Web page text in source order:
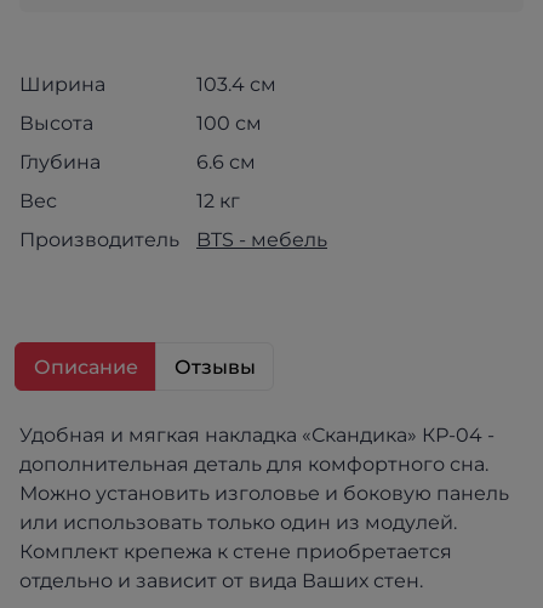
Ширина
103.4 см
Высота
100 см
Глубина
6.6 см
Вес
12 кг
Производитель
BTS - мебель
Описание Отзывы
Удобная и мягкая накладка «Скандика» КР-04 -
дополнительная деталь для комфортного сна.
Можно установить изголовье и боковую панель
или использовать только один из модулей.
Комплект крепежа к стене приобретается
отдельно и зависит от вида Ваших стен.